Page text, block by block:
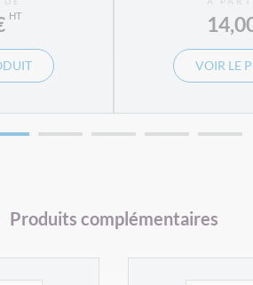
VOIR LE
Produits complémentaires